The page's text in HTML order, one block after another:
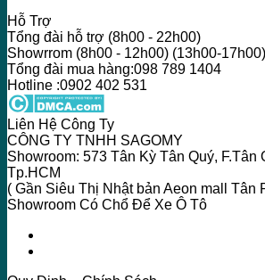
Hỗ Trợ
Tổng đài hỗ trợ (8h00 - 22h00)
Showrrom (8h00 - 12h00) (13h00-17h00)
Tổng đài mua hàng:098 789 1404
Hotline :0902 402 531
Liên Hệ Công Ty
CÔNG TY TNHH SAGOMY
Showroom: 573 Tân Kỳ Tân Quý, F.Tân
Tp.HCM
( Gần Siêu Thị Nhật bản Aeon mall Tân
Showroom Có Chổ Để Xe Ô Tô